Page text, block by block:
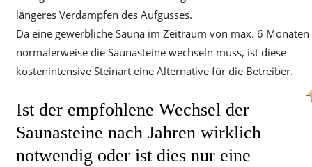
längeres Verdampfen des Aufgusses.
Da eine gewerbliche Sauna im Zeitraum von max. 6 Monaten
normalerweise die Saunasteine wechseln muss, ist diese
kostenintensive Steinart eine Alternative für die Betreiber.
Ist der empfohlene Wechsel der
Saunasteine nach Jahren wirklich
notwendig oder ist dies nur eine